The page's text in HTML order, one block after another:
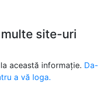
site-uri
această informație. Da-
a vă loga.